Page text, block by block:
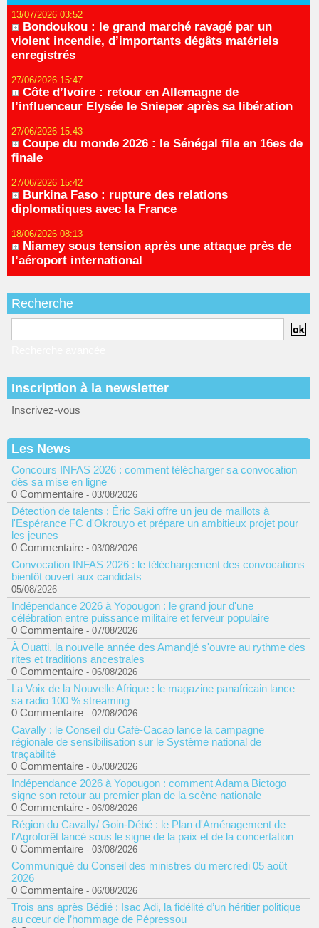
13/07/2026 03:52
Bondoukou : le grand marché ravagé par un
violent incendie, d’importants dégâts matériels
enregistrés
27/06/2026 15:47
Côte d’Ivoire : retour en Allemagne de
l’influenceur Elysée le Snieper après sa libération
27/06/2026 15:43
Coupe du monde 2026 : le Sénégal file en 16es de
finale
27/06/2026 15:42
Burkina Faso : rupture des relations
diplomatiques avec la France
18/06/2026 08:13
Niamey sous tension après une attaque près de
l’aéroport international
Recherche
Inscription à la newsletter
Inscrivez-vous
Les News
Concours INFAS 2026 : comment télécharger sa convocation
dès sa mise en ligne
0 Commentaire - 03/08/2026
Détection de talents : Éric Saki offre un jeu de maillots à
l'Espérance FC d'Okrouyo et prépare un ambitieux projet pour
les jeunes
0 Commentaire - 03/08/2026
Convocation INFAS 2026 : le téléchargement des convocations
bientôt ouvert aux candidats
05/08/2026
Indépendance 2026 à Yopougon : le grand jour d'une
célébration entre puissance militaire et ferveur populaire
0 Commentaire - 07/08/2026
À Ouatti, la nouvelle année des Amandjé s'ouvre au rythme des
rites et traditions ancestrales
0 Commentaire - 06/08/2026
La Voix de la Nouvelle Afrique : le magazine panafricain lance
sa radio 100 % streaming
0 Commentaire - 02/08/2026
Cavally : le Conseil du Café-Cacao lance la campagne
régionale de sensibilisation sur le Système national de
traçabilité
0 Commentaire - 05/08/2026
Indépendance 2026 à Yopougon : comment Adama Bictogo
signe son retour au premier plan de la scène nationale
0 Commentaire - 06/08/2026
Région du Cavally/ Goin-Débé : le Plan d'Aménagement de
l'Agroforêt lancé sous le signe de la paix et de la concertation
0 Commentaire - 03/08/2026
Communiqué du Conseil des ministres du mercredi 05 août
2026
0 Commentaire - 06/08/2026
Trois ans après Bédié : Isac Adi, la fidélité d’un héritier politique
au cœur de l’hommage de Pépressou